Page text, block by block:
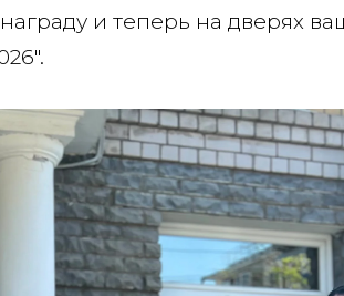
и теперь на дверях